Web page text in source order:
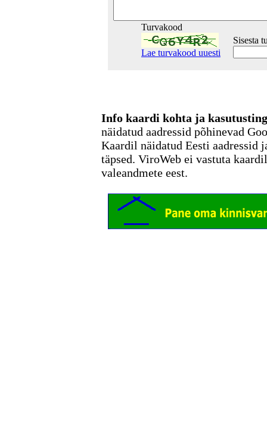
Turvakood
Lae turvakood uuesti
Sisesta
Info kaardi kohta ja
näidatud aadressid põhinevad
Kaardil näidatud Eesti aadressid
täpsed. ViroWeb ei vastuta
valeandmete eest.